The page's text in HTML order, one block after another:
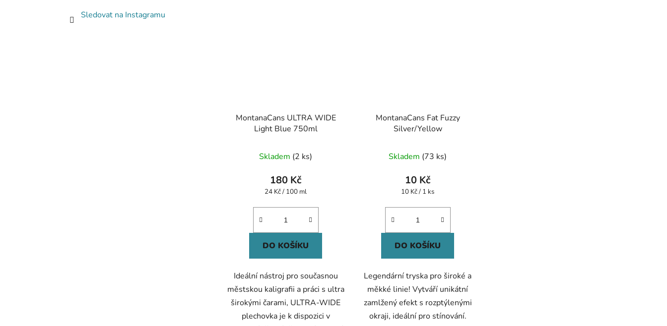
Sledovat na Instagramu
MontanaCans ULTRA WIDE
Light Blue 750ml
hodnocení
produktu
je
z
hvězdiček.
Skladem (2 ks)
180 Kč
Měrná
24 Kč / 100 ml
DO KOŠÍKU
Ideální nástroj pro současnou
městskou kaligrafii a práci s ultra
širokými čarami, ULTRA-WIDE
plechovka je k dispozici v
MontanaCans Fat Fuzzy
Silver/Yellow
Skladem (73 ks)
10 Kč
Měrná
10 Kč / 1 ks
DO KOŠÍKU
Legendární tryska pro široké a
měkké linie! Vytváří unikátní
zamlžený efekt s rozptýlenými
okraji, ideální pro stínování.